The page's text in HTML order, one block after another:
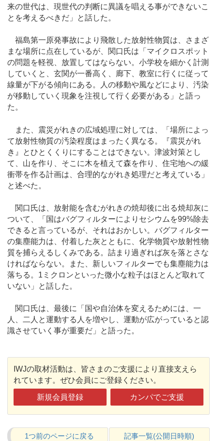
来の世代は、現世代の判断に異議を唱える事ができないこ
とを考えるべきだ」と話した。
福島第一原発事故により飛散した放射性物質は、さまざ
まな場所に点在しているが、関口氏は「マイクロスポット
の問題を軽視、放置してはならない。小学校を細かく計測
していくと、玄関が一番高く、廊下、教室に行くに従って
線量が下がる傾向にある。人の移動や風などにより、汚染
が移動していく現象を注視して行く必要がある」と語っ
た。
また、震災がれきの広域処理に対しては、「場所によっ
て放射性物質の汚染程度はまったく異なる。『震災がれ
き』とひとくくりにすることはできない。津波対策とし
て、山を作り、そこに木を植えて森を作り、住宅地への緩
衝帯を作る計画は、合理的ながれき処理だと考えている」
と述べた。
関口氏は、放射能を含むがれきの焼却後に出る焼却灰に
ついて、「国はバグフィルターによりセシウムを99%除去
できると言っているが、それはおかしい。バグフィルター
の集塵能力は、付着した灰とともに、化学物質や放射性物
質を捕らえるしくみである。詰まり過ぎれば灰を落とさな
ければならない。また、新しいフィルターでも集塵能力は
落ちる。1ミクロンといった微小な粒子はほとんど取れて
いない」と話した。
関口氏は、最後に「国や自治体を変えるためには、一
人、二人と運動する人を増やし、運動が広がっていると認
識させていく事が重要だ」と語った。
IWJの取材活動は、皆さまのご支援により直接支えら
れています。ぜひ会員にご登録ください。
新規会員登録 カンパでご支援
1つ前のページに戻る 記事一覧(公開日時順)